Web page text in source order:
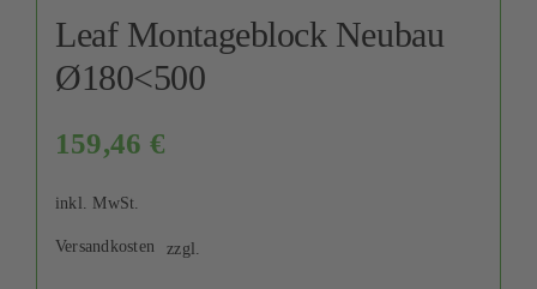
Leaf Montageblock Neubau
Ø180<500
159,46 €
inkl. MwSt.
zzgl.
Versandkosten